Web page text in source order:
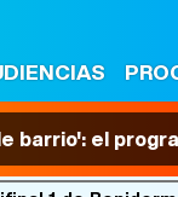
barrio': el